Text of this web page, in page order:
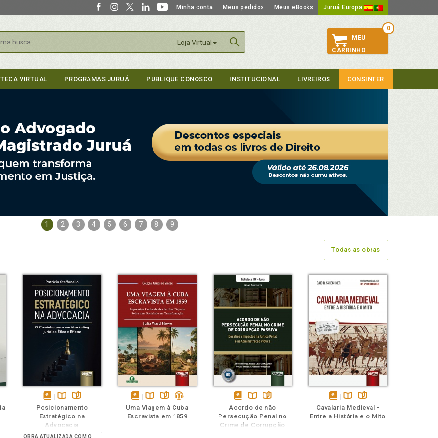
Minha conta Meus pedidos Meus eBooks Juruá Europa
Loja Virtual
0
MEU
CARRINHO
VIRTUAL PROGRAMAS JURUÁ PUBLIQUE CONOSCO INSTITUCIONAL LIVREIROS CONSINTER
1 2 3 4 5 6 7 8 9
Todas as obras
disponível
em
eBook
Disponível
na
B.V.
páginas
Posicionamento
Estratégico na
Advocacia
disponível
em
Disponível
na
páginaspodcast
Uma Viagem à Cuba
Escravista em 1859
disponível
em
eBook
Disponível
na
B.V.
páginas
Acordo de não
Persecução Penal no
Crime de Corrupção
Também
disponível
em
Disponível
na
páginas
Cavalaria Medieval -
Entre a História e o Mito